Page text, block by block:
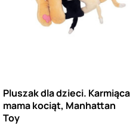
Pluszak dla dzieci. Karmiąca
mama kociąt, Manhattan
Toy